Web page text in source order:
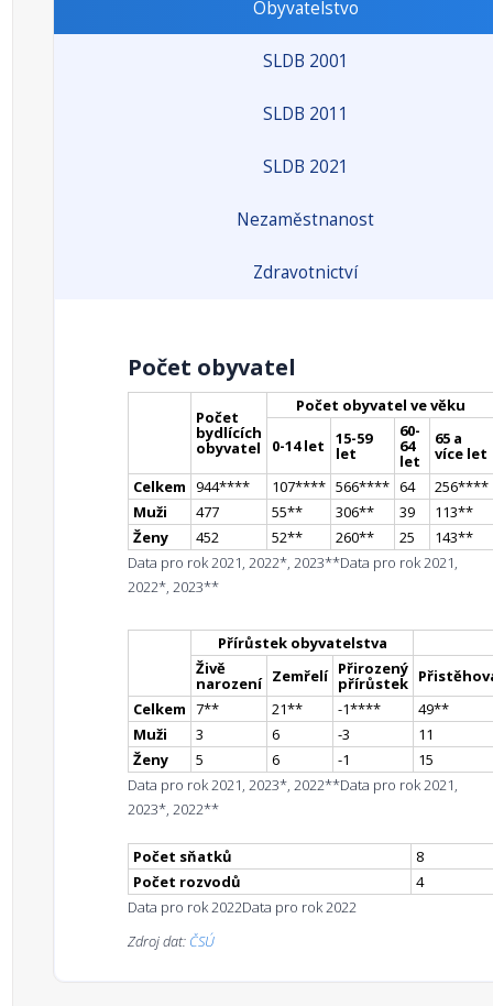
Obyvatelstvo
SLDB 2001
SLDB 2011
SLDB 2021
Nezaměstnanost
Zdravotnictví
Počet obyvatel
Počet
bydlících
obyvatel
Počet obyvatel ve věku
0-14 let 15-59
let
60-
64
let
65 a
více let
Celkem 944**** 107**** 566**** 64 256****
Muži
477 55** 306** 39 113**
Ženy
452 52** 260** 25 143**
Data pro rok 2021, 2022*, 2023**Data pro rok 2021,
2022*, 2023**
Přírůstek obyvatelstva
Živě
narození Zemřelí Přirozený
přírůstek
Celkem 7** 21** -1**** 49**
Muži
3 6 -3
11
Ženy
5 6 -1
15
Data pro rok 2021, 2023*, 2022**Data pro rok 2021,
2023*, 2022**
Počet sňatků
8
Počet rozvodů
4
Data pro rok 2022Data pro rok 2022
Zdroj dat: ČSÚ